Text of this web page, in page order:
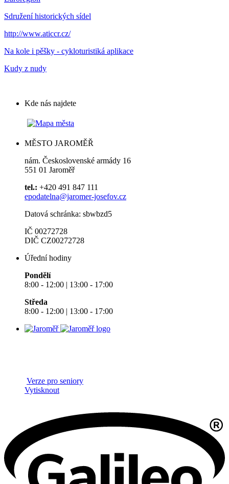
Sdružení historických sídel
http://www.aticcr.cz/
Na kole i pěšky - cykloturistiká aplikace
Kudy z nudy
Kde nás najdete
MĚSTO JAROMĚŘ
nám. Československé armády 16
551 01 Jaroměř
tel.: +420 491 847 111
epodatelna@jaromer-josefov.cz
Datová schránka: sbwbzd5
IČ 00272728
DIČ CZ00272728
Úřední hodiny
Pondělí
8:00 - 12:00 | 13:00 - 17:00
Středa
8:00 - 12:00 | 13:00 - 17:00
Verze pro seniory
Vytisknout